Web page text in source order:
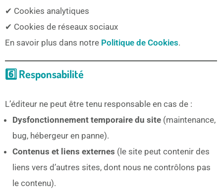
✔ Cookies analytiques
✔ Cookies de réseaux sociaux
En savoir plus dans notre Politique de Cookies.
6️⃣ Responsabilité
L’éditeur ne peut être tenu responsable en cas de :
Dysfonctionnement temporaire du site (maintenance,
bug, hébergeur en panne).
Contenus et liens externes (le site peut contenir des
liens vers d’autres sites, dont nous ne contrôlons pas
le contenu).